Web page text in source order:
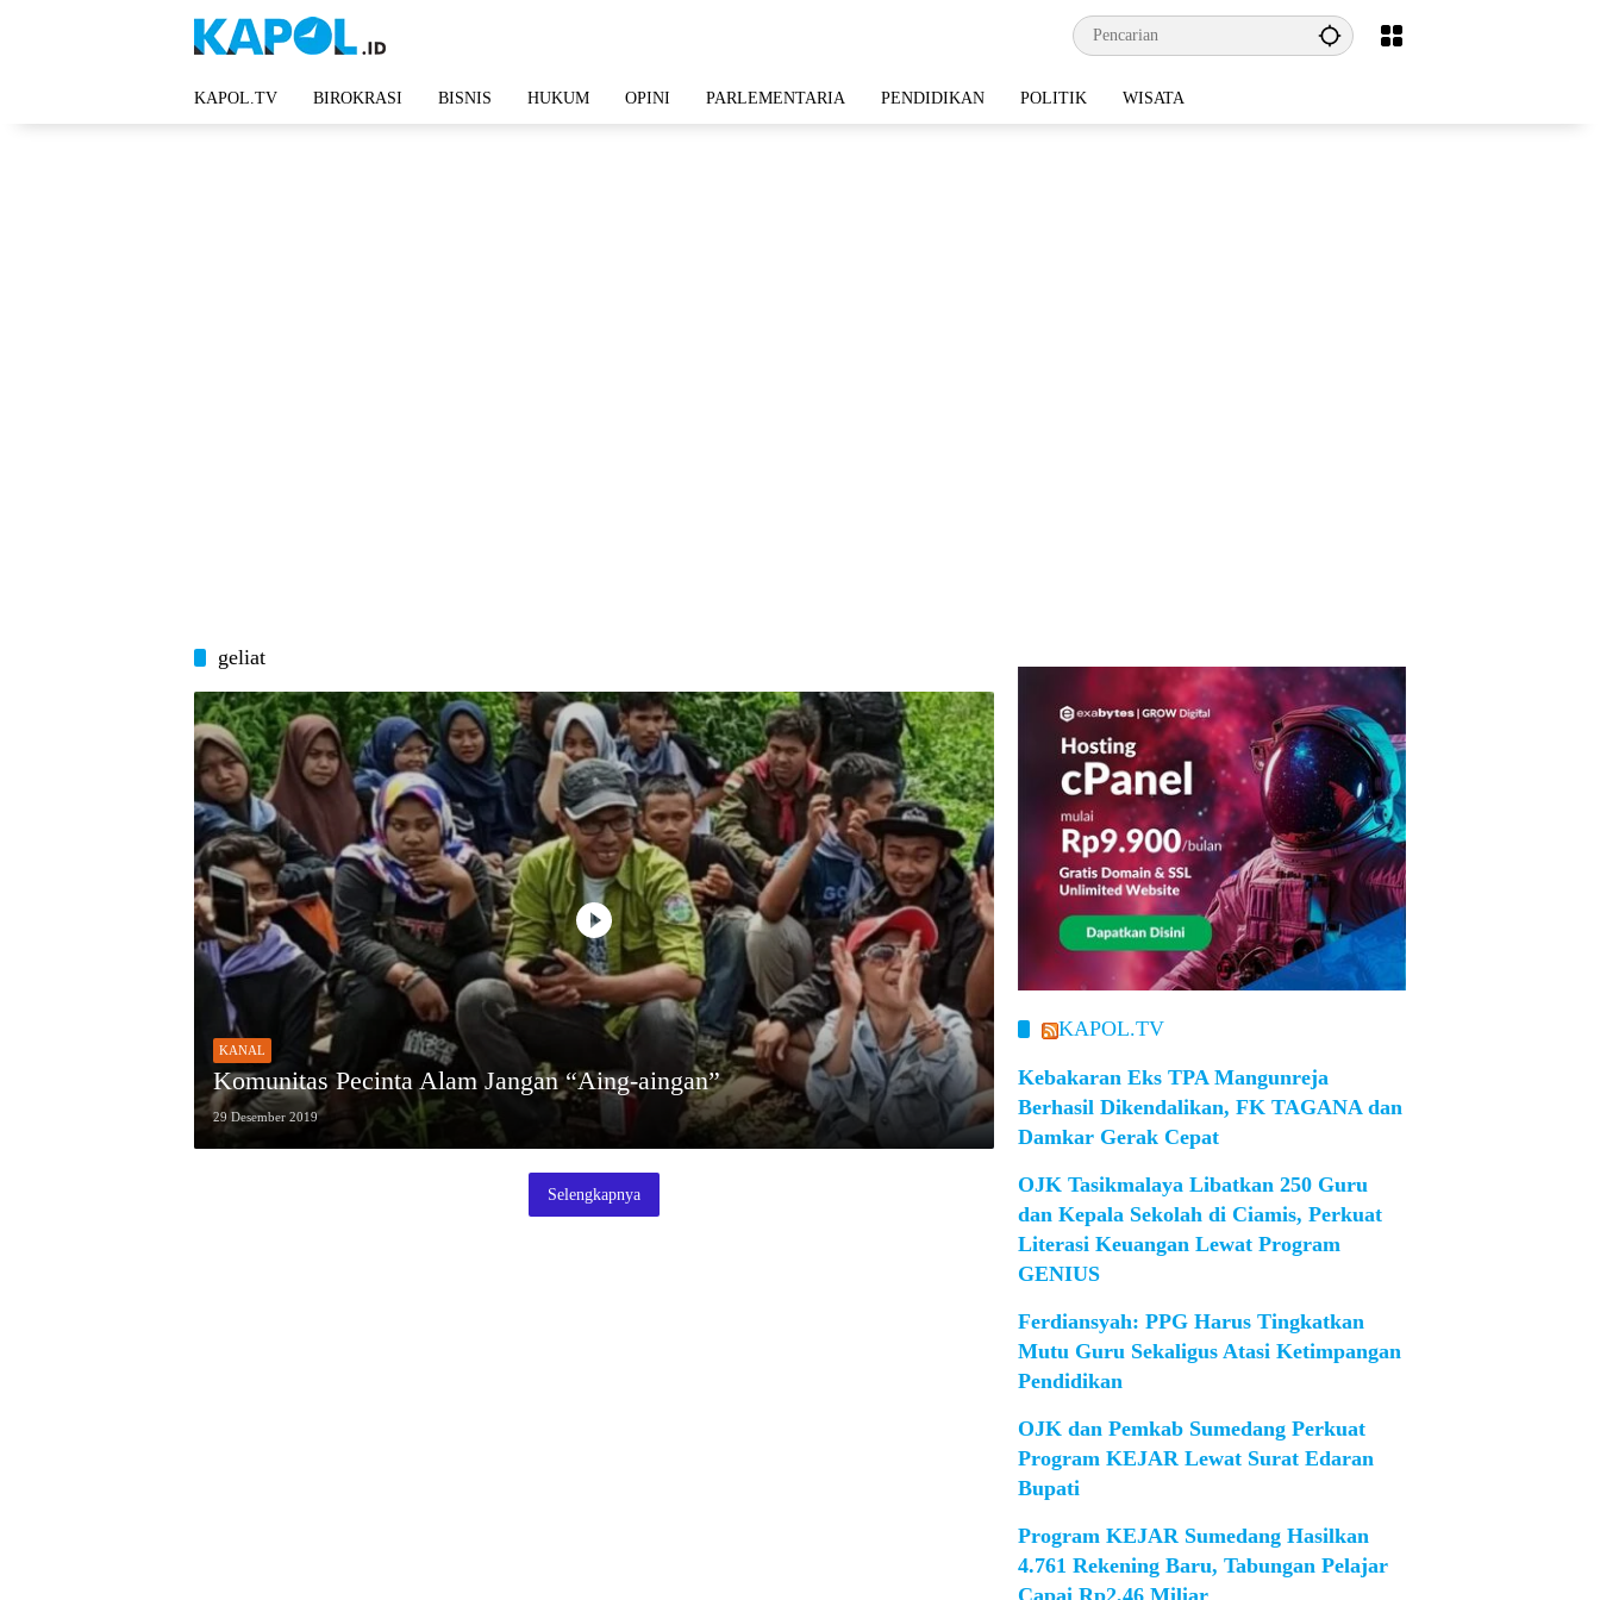
KAPOL.TV BIROKRASI BISNIS HUKUM OPINI PARLEMENTARIA PENDIDIKAN POLITIK WISATA
geliat
KANAL
Komunitas Pecinta Alam Jangan “Aing-aingan”
29 Desember 2019
Selengkapnya
KAPOL.TV
Kebakaran Eks TPA Mangunreja
Berhasil Dikendalikan, FK TAGANA dan
Damkar Gerak Cepat
OJK Tasikmalaya Libatkan 250 Guru
dan Kepala Sekolah di Ciamis, Perkuat
Literasi Keuangan Lewat Program
GENIUS
Ferdiansyah: PPG Harus Tingkatkan
Mutu Guru Sekaligus Atasi Ketimpangan
Pendidikan
OJK dan Pemkab Sumedang Perkuat
Program KEJAR Lewat Surat Edaran
Bupati
Program KEJAR Sumedang Hasilkan
4.761 Rekening Baru, Tabungan Pelajar
Capai Rp2,46 Miliar